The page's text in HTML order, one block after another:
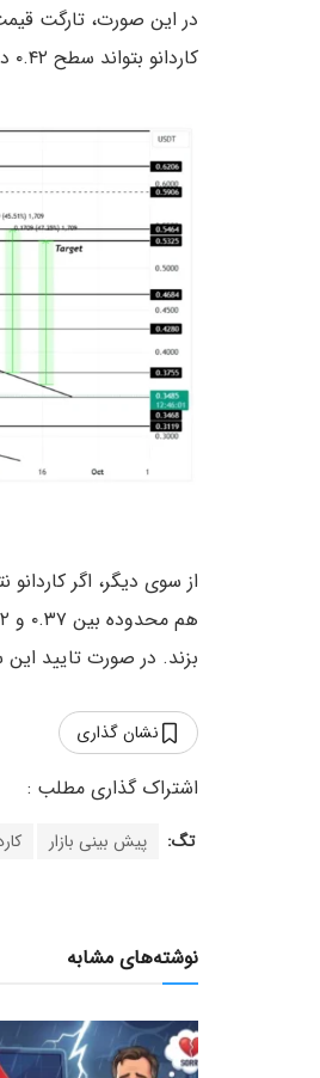
کاردانو بتواند سطح ۰.۴۲ دلار را برای خود به حمایت تبدیل کند و به
بزند. در صورت تایید
نشان گذاری
تگ: پیش بینی بازار
نوشته‌های مشابه